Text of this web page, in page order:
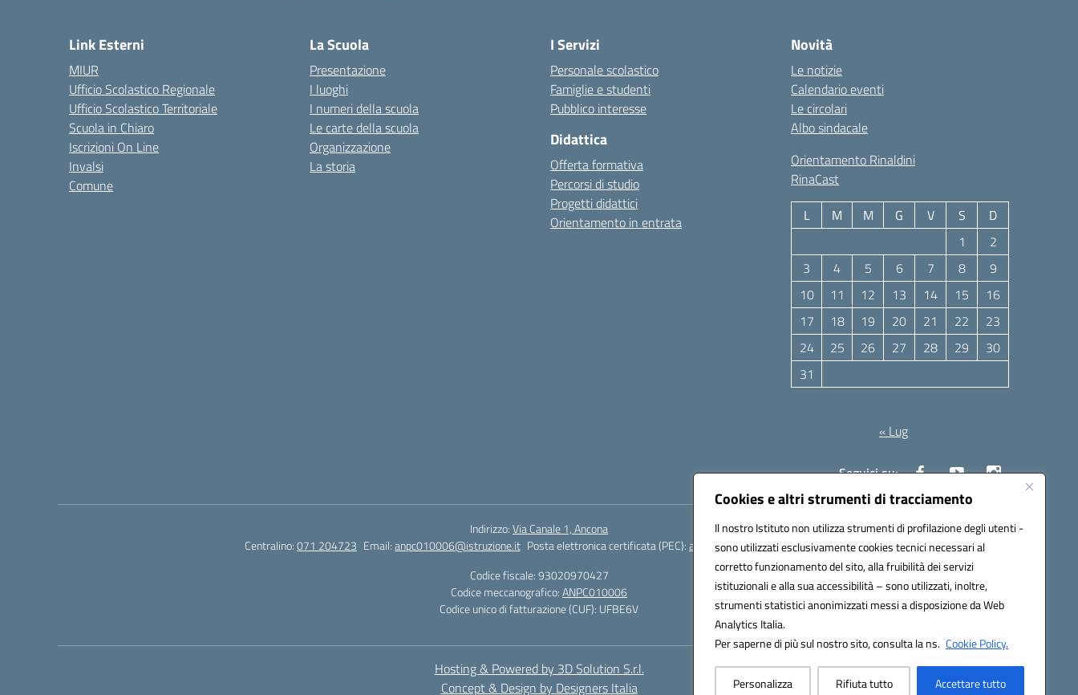
Cookies e altri strumenti di tracciamento
Il nostro Istituto non utilizza strumenti di profilazione degli utenti -
sono utilizzati esclusivamente cookies tecnici necessari al
corretto funzionamento del sito, alla fruibilità dei servizi
istituzionali e alla sua accessibilità – sono utilizzati, inoltre,
strumenti statistici anonimizzati messi a disposizione da Web
Analytics Italia.
Per saperne di più sul nostro sito, consulta la ns. Cookie Policy.
Personalizza Rifiuta tutto Accettare tutto
Link Esterni
MIUR
Ufficio Scolastico Regionale
Ufficio Scolastico Territoriale
Scuola in Chiaro
Iscrizioni On Line
Invalsi
Comune
La Scuola
Presentazione
I luoghi
I numeri della scuola
Le carte della scuola
Organizzazione
La storia
I Servizi
Personale scolastico
Famiglie e studenti
Pubblico interesse
Didattica
Offerta formativa
Percorsi di studio
Progetti didattici
Orientamento in entrata
Novità
Le notizie
Calendario eventi
Le circolari
Albo sindacale
Orientamento Rinaldini
RinaCast
L M M G V S
D
1
2
3
4 5 6 7 8
9
10
11 12 13 14 15
16
17
18 19 20 21 22
23
24
25 26 27 28 29
30
31
« Lug
Seguici su:
Indirizzo:Via Canale 1, Ancona
Centralino:071 204723 Email:anpc010006@istruzione.it Posta elettronica certificata (PEC):anpc010006@pec.istruzione.it
Codice fiscale: 93020970427
Codice meccanografico:ANPC010006
Codice unico di fatturazione (CUF): UFBE6V
Hosting & Powered by 3D Solution S.r.l.
Concept & Design by Designers Italia